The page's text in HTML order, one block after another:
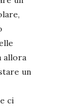
allora
un
ci